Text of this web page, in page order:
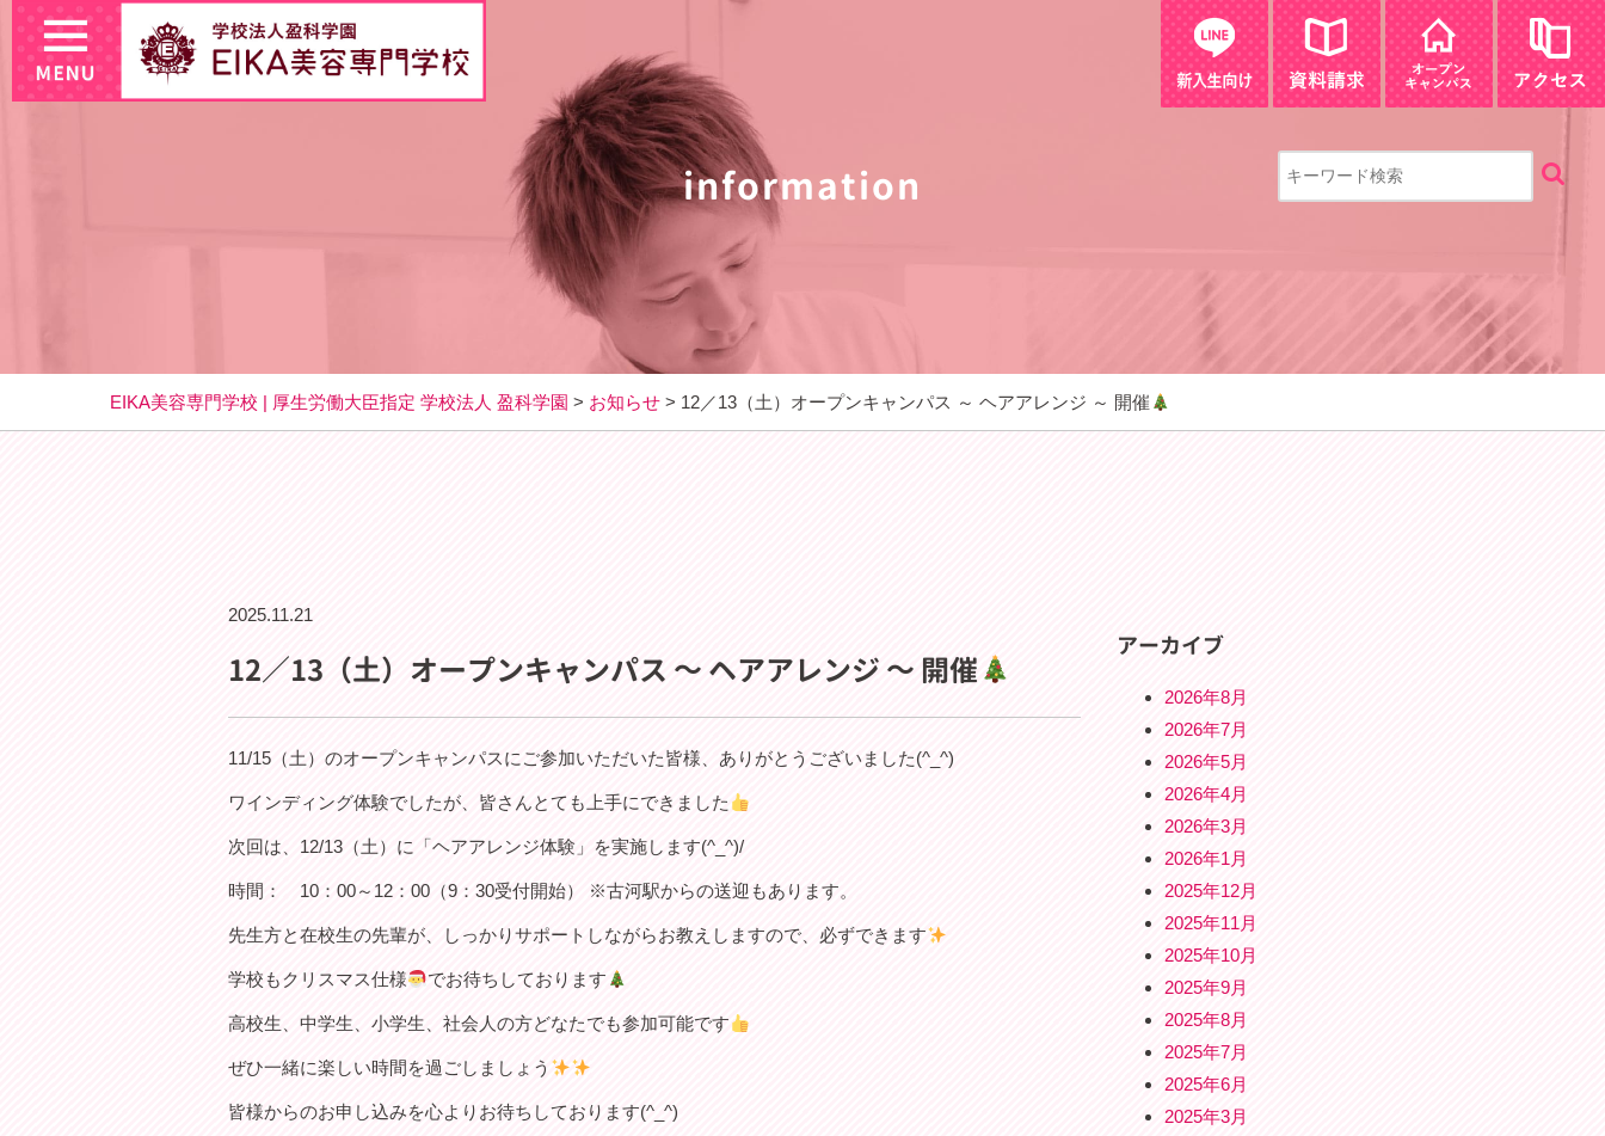
information
EIKA美容専門学校 | 厚生労働大臣指定 学校法人 盈科学園 > お知らせ > 12／13（土）オープンキャンパス ～ ヘアアレンジ ～ 開催
2025.11.21
12／13（土）オープンキャンパス ～ ヘアアレンジ ～ 開催
11/15（土）のオープンキャンパスにご参加いただいた皆様、ありがとうございました(^_^)
ワインディング体験でしたが、皆さんとても上手にできました
次回は、12/13（土）に「ヘアアレンジ体験」を実施します(^_^)/
時間： 10：00～12：00（9：30受付開始） ※古河駅からの送迎もあります。
先生方と在校生の先輩が、しっかりサポートしながらお教えしますので、必ずできます
学校もクリスマス仕様 でお待ちしております
高校生、中学生、小学生、社会人の方どなたでも参加可能です
ぜひ一緒に楽しい時間を過ごしましょう
皆様からのお申し込みを心よりお待ちしております(^_^)
アーカイブ
2026年8月
2026年7月
2026年5月
2026年4月
2026年3月
2026年1月
2025年12月
2025年11月
2025年10月
2025年9月
2025年8月
2025年7月
2025年6月
2025年3月